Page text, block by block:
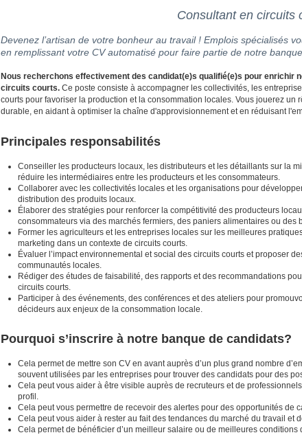
Consultant en circuits
Devenez l’artisan de votre bonheur au travail ! Emplois spécialisés
en remplissant votre CV automatisé pour faire partie de notre
Nous recherchons effectivement des candidat(e)s qualifié(e)s pour enrichir
circuits courts. Ce poste consiste à accompagner les collectivités, les
courts pour favoriser la production et la consommation locales. Vous jouerez
durable, en aidant à optimiser la chaîne d'approvisionnement et en réduisant
Principales responsabilités
Conseiller les producteurs locaux, les distributeurs et les détaillants sur la
réduire les intermédiaires entre les producteurs et les consommateurs.
Collaborer avec les collectivités locales et les organisations pour
distribution des produits locaux.
Élaborer des stratégies pour renforcer la compétitivité des producteurs
consommateurs via des marchés fermiers, des paniers alimentaires ou des
Former les agriculteurs et les entreprises locales sur les meilleures
marketing dans un contexte de circuits courts.
Évaluer l’impact environnemental et social des circuits courts et proposer
communautés locales.
Rédiger des études de faisabilité, des rapports et des recommandations
circuits courts.
Participer à des événements, des conférences et des ateliers pour
décideurs aux enjeux de la consommation locale.
Pourquoi s’inscrire à notre banque de candidats?
Cela permet de mettre son CV en avant auprès d’un plus grand nombre
souvent utilisées par les entreprises pour trouver des candidats pour des
Cela peut vous aider à être visible auprès de recruteurs et de
profil.
Cela peut vous permettre de recevoir des alertes pour des opportunités de
Cela peut vous aider à rester au fait des tendances du marché du travail et
Cela permet de bénéficier d’un meilleur salaire ou de meilleures conditions